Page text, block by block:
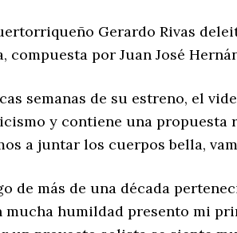
Gerardo Rivas
compuesta por Juan José
semanas de su estreno, el
y contiene una propuesta
a juntar los cuerpos bella,
de más de una década
mucha humildad presento mi